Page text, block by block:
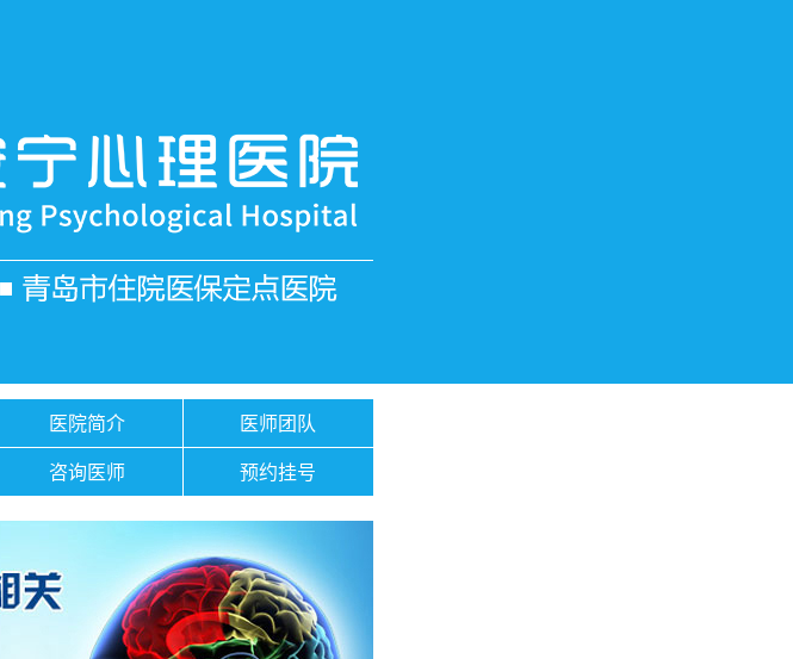
医院简介
医师团队
咨询医师 预约挂号